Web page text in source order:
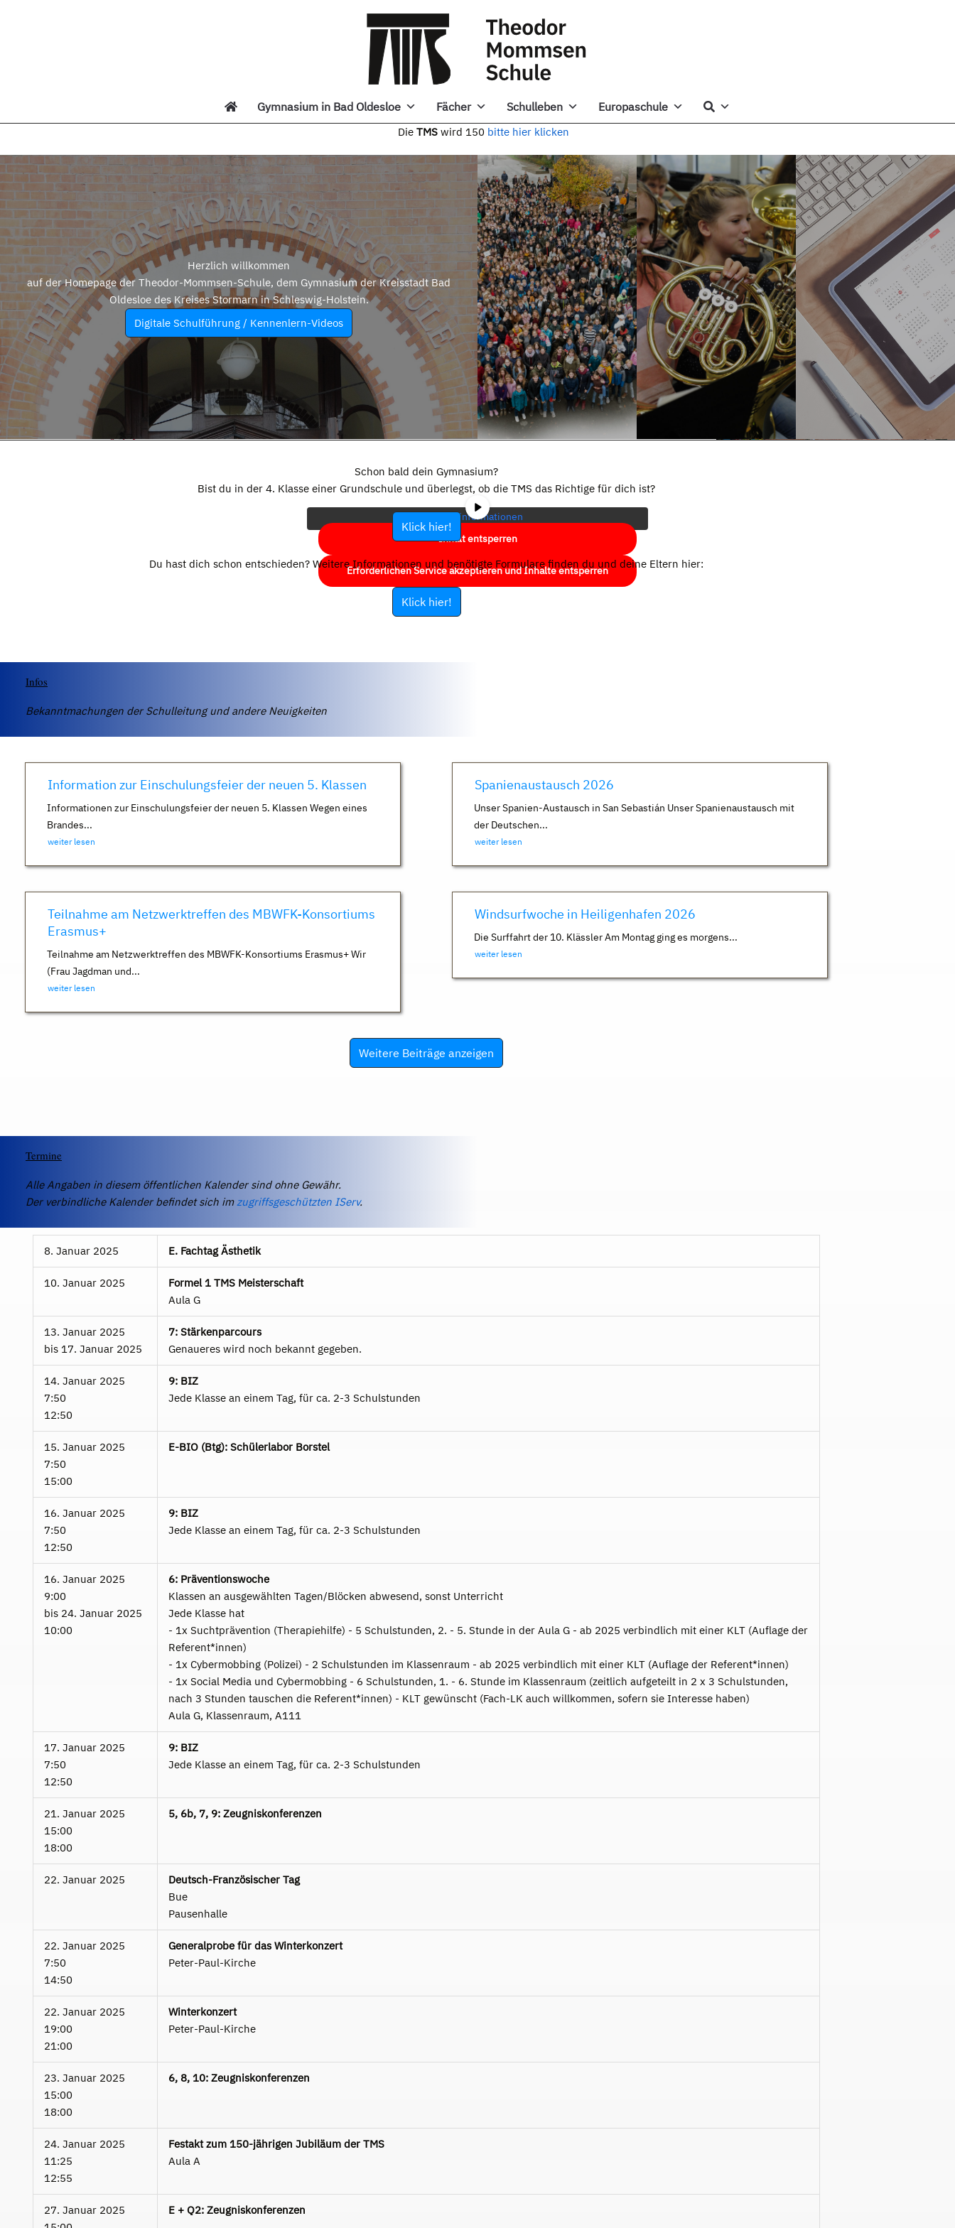
Gymnasium in Bad Oldesloe Fächer Schulleben Europaschule
Die TMS wird 150 bitte hier klicken
Herzlich willkommen
auf der Homepage der Theodor-Mommsen-Schule, dem Gymnasium der Kreisstadt Bad
Oldesloe des Kreises Stormarn in Schleswig-Holstein.
Digitale Schulführung / Kennenlern-Videos
eigentlichen Inhalt zuzugreifen, klicken Sie auf die Schaltfläche unten.
Bitte beachten Sie, dass dabei Daten an Drittanbieter weitergegeben
werden.
Mehr Informationen
Inhalt entsperren
Erforderlichen Service akzeptieren und Inhalte entsperren
Schon bald dein Gymnasium?
Bist du in der 4. Klasse einer Grundschule und überlegst, ob die TMS das Richtige für dich ist?
Klick hier!
Du hast dich schon entschieden? Weitere Informationen und benötigte Formulare finden du und deine Eltern hier:
Klick hier!
Infos
Bekanntmachungen der Schulleitung und andere Neuigkeiten
Information zur Einschulungsfeier der neuen 5. Klassen
Informationen zur Einschulungsfeier der neuen 5. Klassen Wegen eines
Brandes...
weiter lesen
Spanienaustausch 2026
Unser Spanien-Austausch in San Sebastián Unser Spanienaustausch mit
der Deutschen...
weiter lesen
Teilnahme am Netzwerktreffen des MBWFK-Konsortiums
Erasmus+
Teilnahme am Netzwerktreffen des MBWFK-Konsortiums Erasmus+ Wir
(Frau Jagdman und...
weiter lesen
Windsurfwoche in Heiligenhafen 2026
Die Surffahrt der 10. Klässler Am Montag ging es morgens...
weiter lesen
Weitere Beiträge anzeigen
Termine
Alle Angaben in diesem öffentlichen Kalender sind ohne Gewähr.
Der verbindliche Kalender befindet sich imzugriffsgeschützten IServ.
8. Januar 2025 E. Fachtag Ästhetik
10. Januar 2025
Formel 1 TMS Meisterschaft
Aula G
13. Januar 2025
bis 17. Januar 2025
7: Stärkenparcours
Genaueres wird noch bekannt gegeben.
14. Januar 2025
7:50
12:50
9: BIZ
Jede Klasse an einem Tag, für ca. 2-3 Schulstunden
15. Januar 2025
7:50
15:00
E-BIO (Btg): Schülerlabor Borstel
16. Januar 2025
7:50
12:50
9: BIZ
Jede Klasse an einem Tag, für ca. 2-3 Schulstunden
16. Januar 2025
9:00
bis 24. Januar 2025
10:00
6: Präventionswoche
Klassen an ausgewählten Tagen/Blöcken abwesend, sonst Unterricht
Jede Klasse hat
- 1x Suchtprävention (Therapiehilfe) - 5 Schulstunden, 2. - 5. Stunde in der Aula G - ab 2025 verbindlich mit einer KLT (Auflage der
Referent*innen)
- 1x Cybermobbing (Polizei) - 2 Schulstunden im Klassenraum - ab 2025 verbindlich mit einer KLT (Auflage der Referent*innen)
- 1x Social Media und Cybermobbing - 6 Schulstunden, 1. - 6. Stunde im Klassenraum (zeitlich aufgeteilt in 2 x 3 Schulstunden,
nach 3 Stunden tauschen die Referent*innen) - KLT gewünscht (Fach-LK auch willkommen, sofern sie Interesse haben)
Aula G, Klassenraum, A111
17. Januar 2025
7:50
12:50
9: BIZ
Jede Klasse an einem Tag, für ca. 2-3 Schulstunden
21. Januar 2025
15:00
18:00
5, 6b, 7, 9: Zeugniskonferenzen
22. Januar 2025
Deutsch-Französischer Tag
Bue
Pausenhalle
22. Januar 2025
7:50
14:50
Generalprobe für das Winterkonzert
Peter-Paul-Kirche
22. Januar 2025
19:00
21:00
Winterkonzert
Peter-Paul-Kirche
23. Januar 2025
15:00
18:00
6, 8, 10: Zeugniskonferenzen
24. Januar 2025
11:25
12:55
Festakt zum 150-jährigen Jubiläum der TMS
Aula A
27. Januar 2025
E + Q2: Zeugniskonferenzen